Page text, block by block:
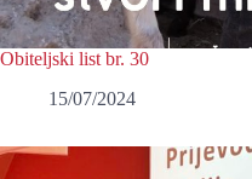
Obiteljski list br. 30
15/07/2024